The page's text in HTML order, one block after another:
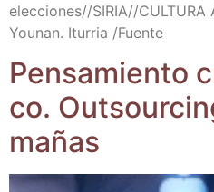
elecciones/​/​SIRIA/​/​CULTURA
You­nan. Itu­rria /​Fuen­te
Pen­sa­mien­to
co.
mañas